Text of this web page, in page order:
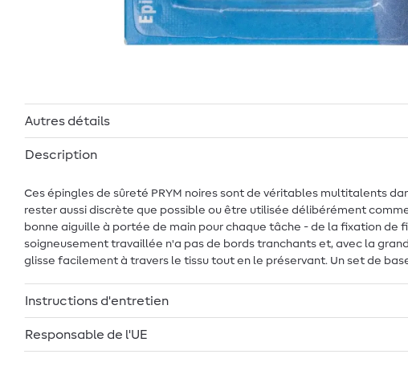
Autres détails
Description
Ces épingles de sûreté PRYM noires sont de véritables multitalents
rester aussi discrète que possible ou être utilisée délibérément
bonne aiguille à portée de main pour chaque tâche - de la fixation
soigneusement travaillée n'a pas de bords tranchants et, avec la
glisse facilement à travers le tissu tout en le préservant. Un set de
Instructions d'entretien
Responsable de l'UE